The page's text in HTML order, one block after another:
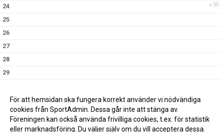
v.35
24
25
26
27
28
29
För att hemsidan ska fungera korrekt använder vi nödvändiga
cookies från SportAdmin. Dessa går inte att stänga av.
Föreningen kan också använda frivilliga cookies, t.ex. för statistik
eller marknadsföring. Du väljer själv om du vill acceptera dessa.